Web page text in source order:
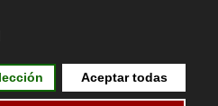
Madridse ha